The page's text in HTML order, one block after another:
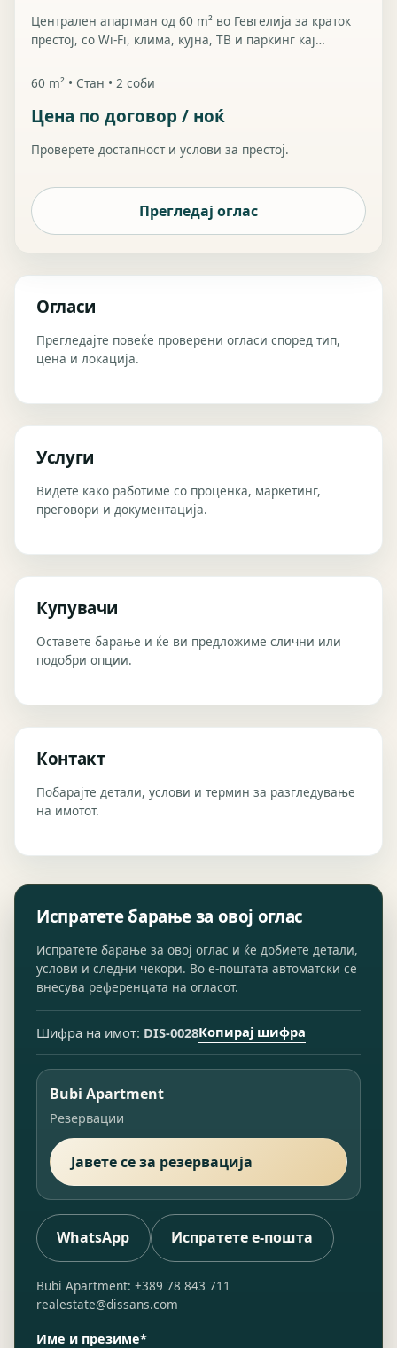
Централен апартман од 60 m² во Гевгелија за краток
престој, со Wi-Fi, клима, кујна, ТВ и паркинг кај
60 m² • Стан • 2 соби
Цена по договор / ноќ
Проверете достапност и услови за престој.
Прегледај оглас
Огласи
Прегледајте повеќе проверени огласи според тип,
цена и локација.
Услуги
Видете како работиме со проценка, маркетинг,
преговори и документација.
Купувачи
Оставете барање и ќе ви предложиме слични или
подобри опции.
Контакт
Побарајте детали, услови и термин за разгледување
на имотот.
Испратете барање за овој оглас
Испратете барање за овој оглас и ќе добиете детали,
услови и следни чекори. Во е-поштата автоматски се
внесува референцата на огласот.
Шифра на имот: DIS-0028Копирај шифра
Bubi Apartment
Резервации
Јавете се за резервација
WhatsApp Испратете е-пошта
Bubi Apartment: +389 78 843 711
realestate@dissans.com
Име и презиме*